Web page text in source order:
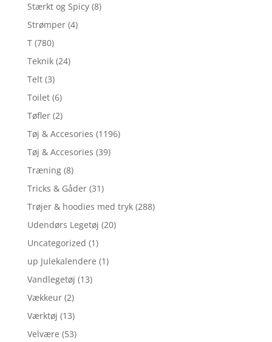
Stærkt og Spicy (8)
Strømper (4)
T (780)
Teknik (24)
Telt (3)
Toilet (6)
Tøfler (2)
Tøj & Accesories (1196)
Tøj & Accesories (39)
Træning (8)
Tricks & Gåder (31)
Trøjer & hoodies med tryk (288)
Udendørs Legetøj (20)
Uncategorized (1)
up Julekalendere (1)
Vandlegetøj (13)
Vækkeur (2)
Værktøj (13)
Velvære (53)